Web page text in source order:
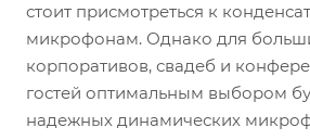
стоит присмотреться к
микрофонам. Однако для
корпоративов, свадеб и
гостей оптимальным выбором
надежных динамических